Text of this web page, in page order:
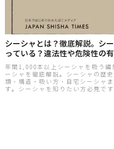
シーシャとは？徹底解説。シ
っている？違法性や危険性の
年間1,000本以上シーシャを吸う
ーシャを徹底解説。シーシャの歴
類・構造・吸い方・自宅シーシャ
す。シーシャを知りたい方必見です